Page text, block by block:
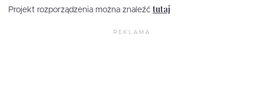
Projekt rozporządzenia można znaleźć tutaj
REKLAMA